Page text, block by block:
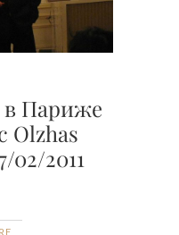
Париже
Olzhas
02/2011